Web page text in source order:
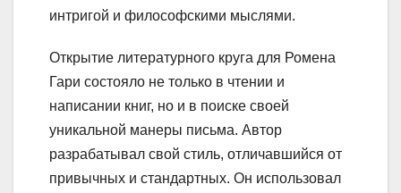
интригой и философскими мыслями.
Открытие литературного круга для Ромена
Гари состояло не только в чтении и
написании книг, но и в поиске своей
уникальной манеры письма. Автор
разрабатывал свой стиль, отличавшийся от
привычных и стандартных. Он использовал